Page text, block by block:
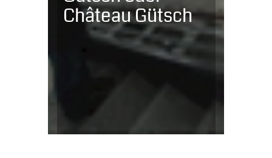
Château Gütsch